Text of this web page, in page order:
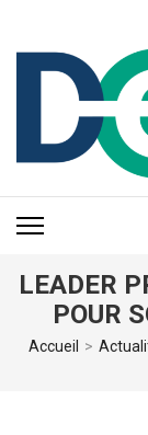
LEADER
POUR
Accueil >